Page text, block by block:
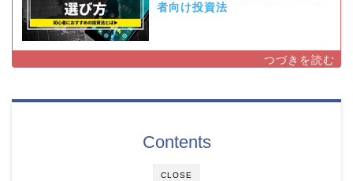
者向け投資法
CLOSE
Contents